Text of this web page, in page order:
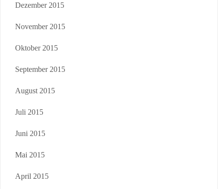
Dezember 2015
November 2015
Oktober 2015
September 2015
August 2015
Juli 2015
Juni 2015
Mai 2015
April 2015